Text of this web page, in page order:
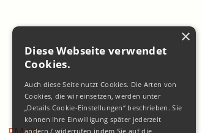
×
Diese Webseite verwendet
Cookies.
Auch diese Seite nutzt Cookies. Die Arten von
Cookies, die wir einsetzen, werden unter
„Details Cookie-Einstellungen“ beschrieben. Sie
können Ihre Einwilligung später jederzeit
ändern / widerrufen indem Sie auf die